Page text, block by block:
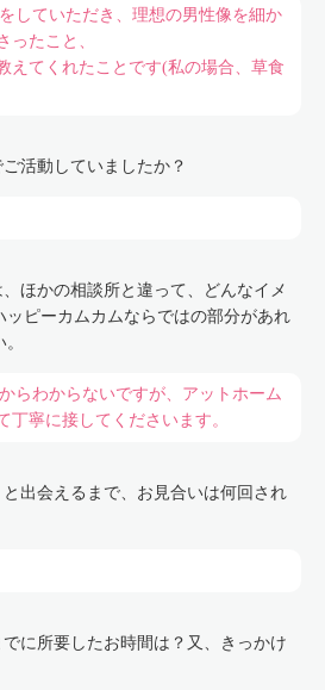
していただき、理想の男性像を細か
ったこと、
えてくれたことです(私の場合、草食
活動していましたか？
ほかの相談所と違って、どんなイメ
ッピーカムカムならではの部分があれ
らわからないですが、アットホーム
丁寧に接してくださいます。
出会えるまで、お見合いは何回され
に所要したお時間は？又、きっかけ